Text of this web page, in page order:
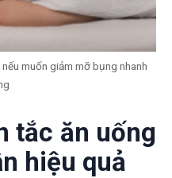
muốn giảm mỡ bụng nhanh
tắc ăn uống
hiệu quả